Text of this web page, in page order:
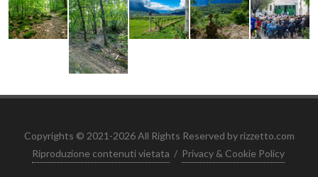
Copyrights © 2021-2026 All Rights Reserved by rizzetto.com
Riproduzione contenuti vietata / Privacy & Cookie Policy